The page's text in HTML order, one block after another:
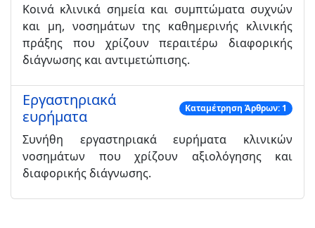
Κοινά κλινικά σημεία και συμπτώματα συχνών
και μη, νοσημάτων της καθημερινής κλινικής
πράξης που χρίζουν περαιτέρω διαφορικής
διάγνωσης και αντιμετώπισης.
Εργαστηριακά
ευρήματα
Καταμέτρηση Άρθρων: 1
Συνήθη εργαστηριακά ευρήματα κλινικών
νοσημάτων που χρίζουν αξιολόγησης και
διαφορικής διάγνωσης.